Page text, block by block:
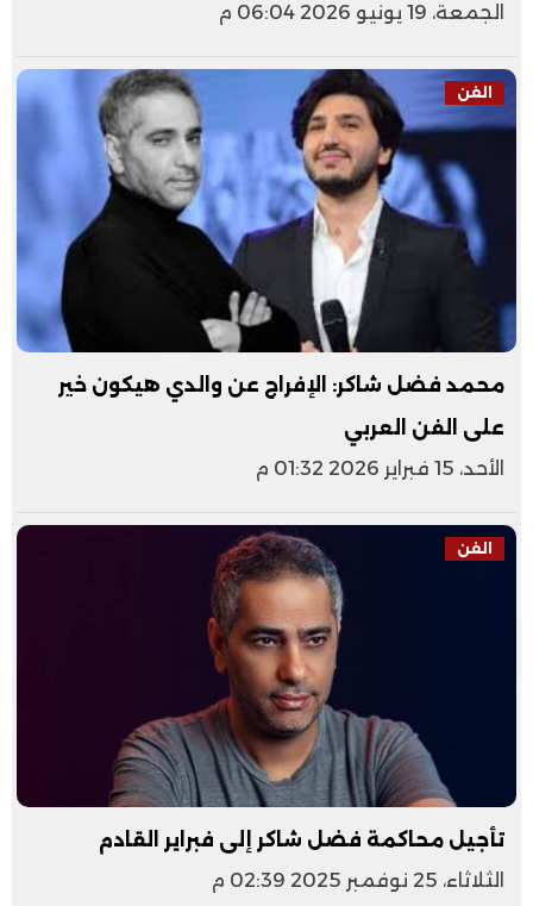
الجمعة، 19 يونيو 2026 06:04 م
الفن
محمد فضل شاكر: الإفراج عن والدي هيكون خير
على الفن العربي
الأحد، 15 فبراير 2026 01:32 م
الفن
تأجيل محاكمة فضل شاكر إلى فبراير القادم
الثلاثاء، 25 نوفمبر 2025 02:39 م